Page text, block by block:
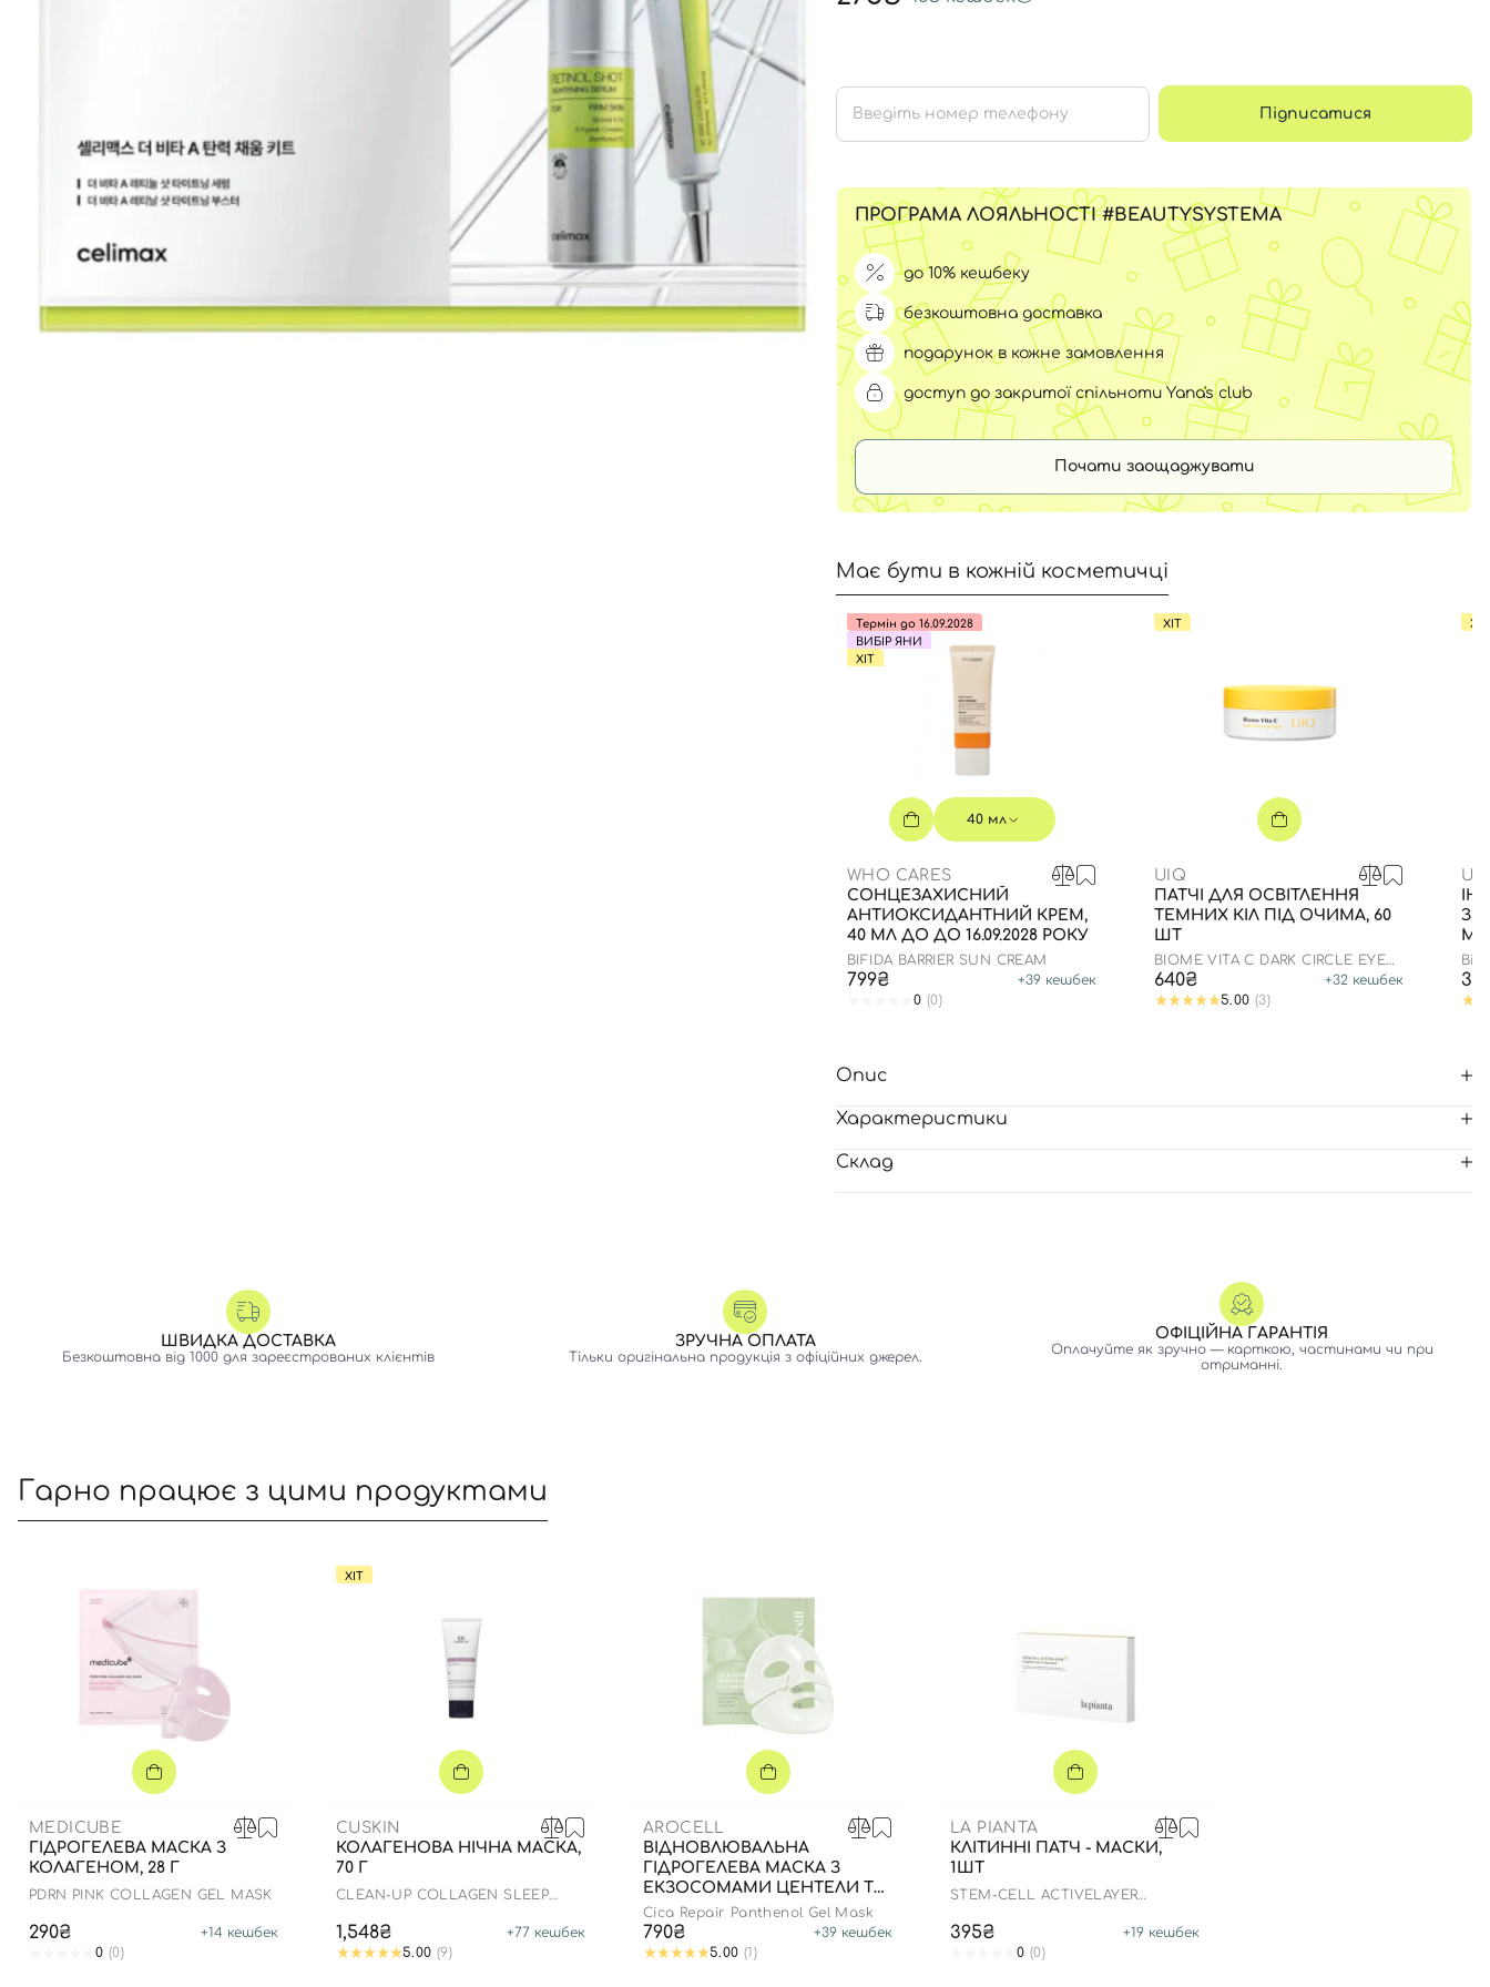
СПФ захист для дітей
Для зони повік
Всі товари
Підписатися
ПРОГРАМА ЛОЯЛЬНОСТІ #BEAUTYSYSTEMA
до 10% кешбеку
безкоштовна доставка
подарунок в кожне замовлення
доступ до закритої спільноти Yana's club
Почати заощаджувати
Має бути в кожній косметичці
Термін до 16.09.2028
ВИБІР ЯНИ
ХІТ
40 мл
WHO CARES
СОНЦЕЗАХИСНИЙ
АНТИОКСИДАНТНИЙ КРЕМ,
40 МЛ ДО ДО 16.09.2028 РОКУ
BIFIDA BARRIER SUN CREAM
799₴ +39 кешбек
0 (0)
ХІТ
UIQ
ПАТЧІ ДЛЯ ОСВІТЛЕННЯ
ТЕМНИХ КІЛ ПІД ОЧИМА, 60
ШТ
BIOME VITA C DARK CIRCLE EYE
PATCH
640₴ +32 кешбек
5.00 (3)
ХІТ
МЛ
Bio
Опис
Характеристики
Склад
ШВИДКА ДОСТАВКА
Безкоштовна від 1000 для зареєстрованих клієнтів
ЗРУЧНА ОПЛАТА
Тільки оригінальна продукція з офіційних джерел.
ОФІЦІЙНА ГАРАНТІЯ
Оплачуйте як зручно — карткою, частинами чи при
отриманні.
Гарно працює з цими продуктами
MEDICUBE
ГІДРОГЕЛЕВА МАСКА З
КОЛАГЕНОМ, 28 Г
PDRN PINK COLLAGEN GEL MASK
290₴ +14 кешбек
0 (0)
ХІТ
CUSKIN
КОЛАГЕНОВА НІЧНА МАСКА,
70 Г
CLEAN-UP COLLAGEN SLEEP
1,548₴ +77 кешбек
5.00 (9)
AROCELL
ВІДНОВЛЮВАЛЬНА
ГІДРОГЕЛЕВА МАСКА З
ЕКЗОСОМАМИ ЦЕНТЕЛИ ТА
ПАНТЕНОЛОМ, 25 Г 4 ШТ
Cica Repair Panthenol Gel Mask
790₴ +39 кешбек
5.00 (1)
LA PIANTA
КЛІТИННІ ПАТЧ - МАСКИ,
1ШТ
STEM-CELL ACTIVELAYER
395₴ +19 кешбек
0 (0)
Вхід Реєстрація
Номер телефону